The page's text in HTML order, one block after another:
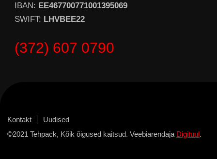
IBAN: EE467700771001395069
SWIFT: LHVBEE22
(372) 607 0790
Kontakt
Uudised
©2021 Tehpack, Kõik õigused kaitsud. Veebiarendaja Digituul.